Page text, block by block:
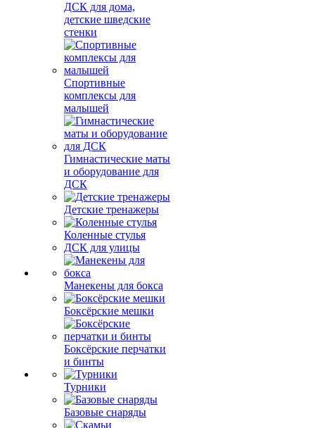
ДСК для дома,
детские шведские
стенки
Спортивные
комплексы для
малышей
Гимнастические маты
и оборудование для
ДСК
Детские тренажеры
Коленные стулья
ДСК для улицы
Манекены для бокса
Боксёрские мешки
Боксёрские перчатки
и бинты
Турники
Базовые снаряды